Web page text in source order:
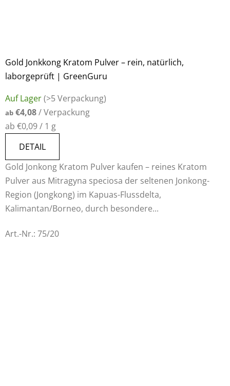
Gold Jonkkong Kratom Pulver – rein, natürlich,
laborgeprüft | GreenGuru
Auf Lager(>5 Verpackung)
ab €4,08/ Verpackung
Verkaufspreis:
ab €0,09 / 1 g
DETAIL
Gold Jonkong Kratom Pulver kaufen – reines Kratom
Pulver aus Mitragyna speciosa der seltenen Jonkong-
Region (Jongkong) im Kapuas-Flussdelta,
Kalimantan/Borneo, durch besondere...
Art.-Nr.: 75/20